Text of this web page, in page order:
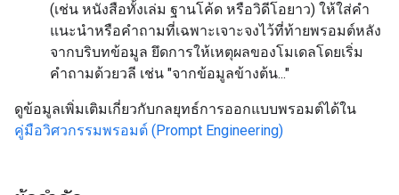
(เช่น หนังสือทั้งเล่ม ฐานโค้ด หรือวิดีโอยาว) ให้ใส่คำ
แนะนำหรือคำถามที่เฉพาะเจาะจงไว้ที่ท้ายพรอมต์หลัง
จากบริบทข้อมูล ยึดการให้เหตุผลของโมเดลโดยเริ่ม
คำถามด้วยวลี เช่น "จากข้อมูลข้างต้น..."
ดูข้อมูลเพิ่มเติมเกี่ยวกับกลยุทธ์การออกแบบพรอมต์ได้ใน
คู่มือวิศวกรรมพรอมต์ (Prompt Engineering)